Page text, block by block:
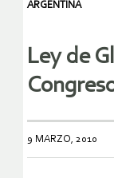
ARGENTINA
Ley de
9 MARZO, 2010